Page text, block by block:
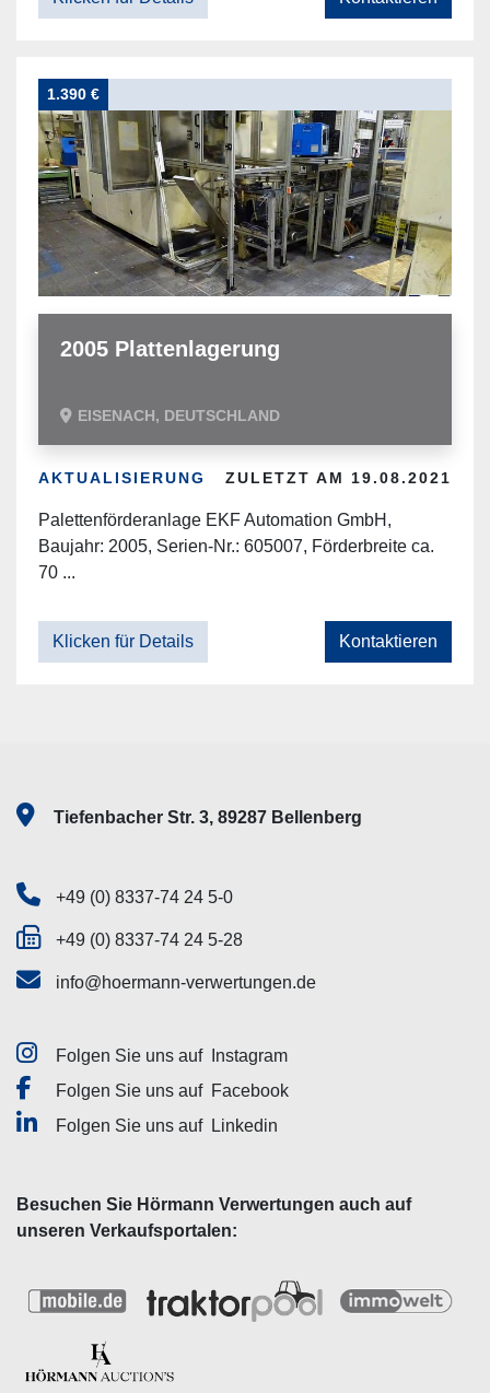
1.390 €
2005 Plattenlagerung
EISENACH, DEUTSCHLAND
AKTUALISIERUNG ZULETZT AM 19.08.2021
Palettenförderanlage EKF Automation GmbH,
Baujahr: 2005, Serien-Nr.: 605007, Förderbreite ca.
70 ...
Klicken für Details Kontaktieren
Tiefenbacher Str. 3, 89287 Bellenberg
+49 (0) 8337-74 24 5-0
+49 (0) 8337-74 24 5-28
info@hoermann-verwertungen.de
Folgen Sie uns auf
Instagram
Folgen Sie uns auf Facebook
Folgen Sie uns auf
Linkedin
Besuchen Sie Hörmann Verwertungen auch auf
unseren Verkaufsportalen: